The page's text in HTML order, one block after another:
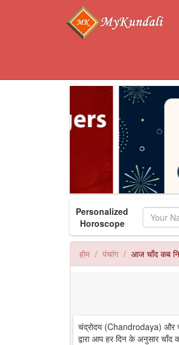
Personalized
Horoscope
Name
होम पंचांग आज चाँद कब
चंद्रोदय (Chandrodaya) और
द्वारा आप हर दिन के अनुसार